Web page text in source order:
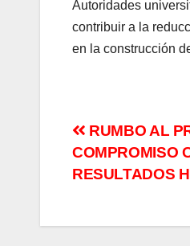
Autoridades
contribuir a la
en la construcción
de
RUMBO AL
COMPROMISO
RESULTADOS